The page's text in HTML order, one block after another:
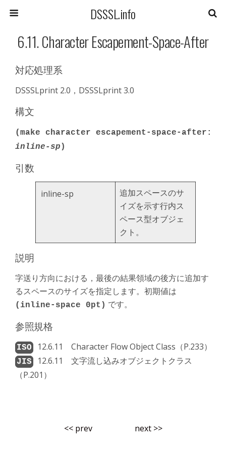
DSSSL.info
6.11. Character Escapement-Space-After
対応処理系
DSSSLprint 2.0，DSSSLprint 3.0
構文
(make character escapement-space-after:
inline-sp )
引数
inline-sp
追加スペースのサ
イズを示す行内ス
ペース型オブジェ
クト。
説明
字送り方向における，最後の結果領域の後方に追加す
るスペースのサイズを指定します。初期値は
(inline-space 0pt) です。
参照規格
12.6.11 Character Flow Object Class（P.233）
12.6.11 文字流し込みオブジェクトクラス
（P.201）
<< prev next >>